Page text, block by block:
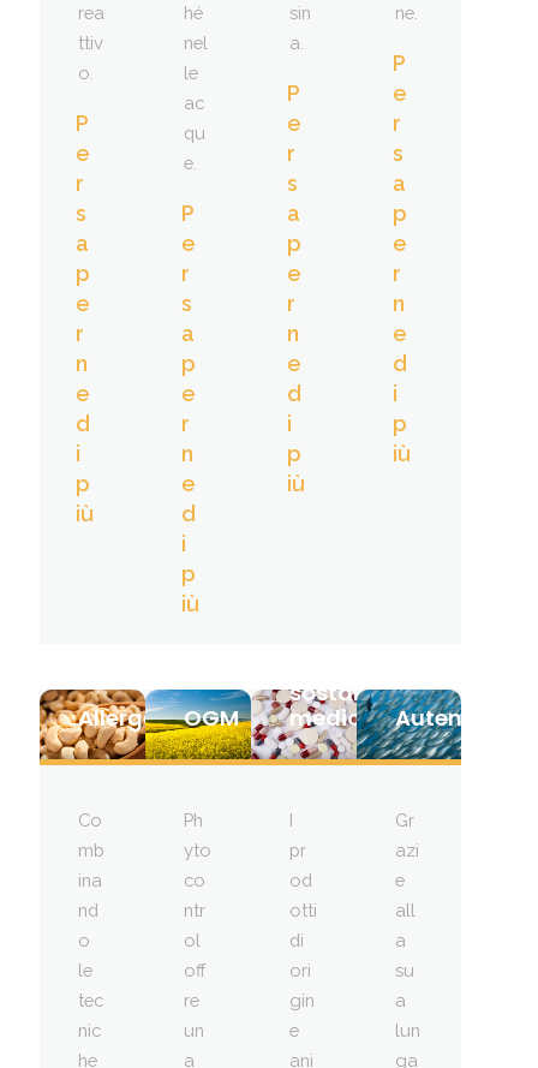
rea
ttiv
o.
P
e
r
s
a
p
e
r
n
e
d
i
p
iù
hé
nel
le
ac
qu
e.
P
e
r
s
a
p
e
r
n
e
d
i
p
iù
sin
a.
P
e
r
s
a
p
e
r
n
e
d
i
p
iù
ne.
P
e
r
s
a
p
e
r
n
e
d
i
p
iù
Allergeni
Co
mb
ina
nd
o
le
tec
nic
he
OGM
Ph
yto
co
ntr
ol
off
re
un
a
sostanze
medicamentose
I
pr
od
otti
di
ori
gin
e
ani
Autenticità
Gr
azi
e
all
a
su
a
lun
ga